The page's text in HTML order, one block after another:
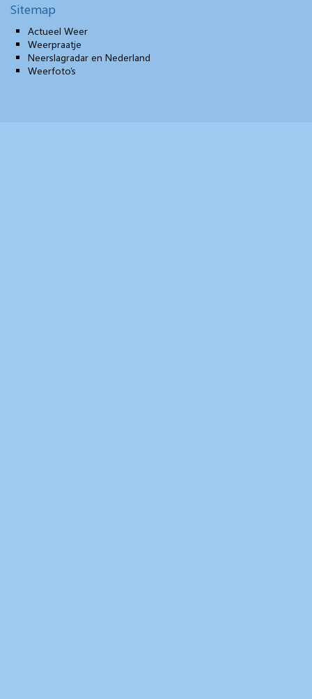
Sitemap
Actueel Weer
Weerpraatje
Neerslagradar en Nederland
Weerfoto’s